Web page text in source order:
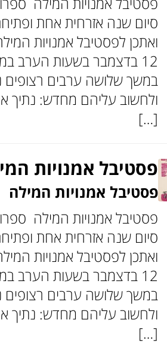
סיום שנה אזרחית אחת
12 בדצמבר בשעות הערב
במשך שלושה ערבים
ולחשוב עליהם מחדש: נתיך
[…]
פסטיבל אמנויות
פסטיבל אמנויות המילה
פסטיבל אמנויות המילה
סיום שנה אזרחית אחת
12 בדצמבר בשעות הערב
במשך שלושה ערבים
ולחשוב עליהם מחדש: נתיך
[…]